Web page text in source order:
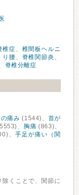
椎症、 椎間板ヘルニ
り腰、 脊椎関節炎 、
脊椎分離症
痛み (1544)、 首が
、 胸痛 (863)、
、 手足が痛い（関
くことで、関節に